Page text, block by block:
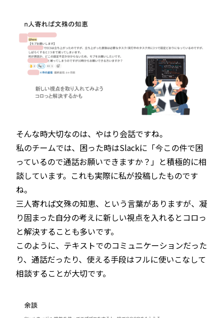
そんな時大切なのは、やはり会話ですね。
私のチームでは、困った時はSlackに「今この件で困
っているので通話お願いできますか？」と積極的に相
談しています。これも実際に私が投稿したものです
ね。
三人寄れば文殊の知恵、という言葉がありますが、凝
り固まった自分の考えに新しい視点を入れるとコロっ
と解決することも多いです。
このように、テキストでのコミュニケーションだった
り、通話だったり、使える手段はフルに使いこなして
相談することが大切です。